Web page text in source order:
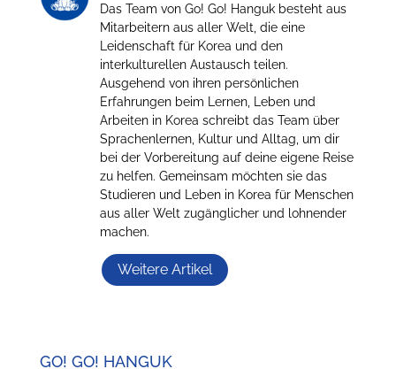
Das Team von Go! Go! Hanguk besteht aus
Mitarbeitern aus aller Welt, die eine
Leidenschaft für Korea und den
interkulturellen Austausch teilen.
Ausgehend von ihren persönlichen
Erfahrungen beim Lernen, Leben und
Arbeiten in Korea schreibt das Team über
Sprachenlernen, Kultur und Alltag, um dir
bei der Vorbereitung auf deine eigene Reise
zu helfen. Gemeinsam möchten sie das
Studieren und Leben in Korea für Menschen
aus aller Welt zugänglicher und lohnender
machen.
Weitere Artikel
GO! GO! HANGUK